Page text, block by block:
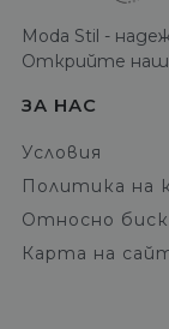
Moda Stil -
Открийте
ЗА НАС
Условия
Политика на
Относно
Карта на